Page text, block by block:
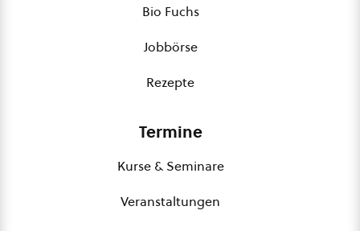
Bio Fuchs
Jobbörse
Rezepte
Termine
Kurse & Seminare
Veranstaltungen